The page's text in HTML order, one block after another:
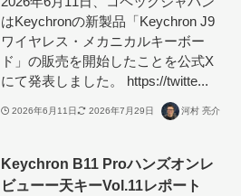
はKeychronの新製品「Keychron J9
ワイヤレス・メカニカルキーボー
ド」の販売を開始したことを公式X
にて発表しました。 https://twitte...
2026年6月11日 2026年7月29日 河村 亮介
Keychron B11 Proハンズオンレ
ビューー天キーVol.11レポート